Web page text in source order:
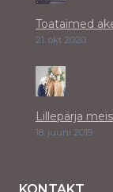
Toataimed
21. okt 2020
Lillepärja
18. juuni 2019